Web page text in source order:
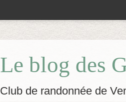
Le blog des
Club de randonnée de